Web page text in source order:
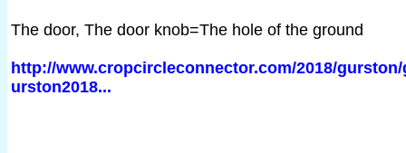
The door, The door knob=The hole of the ground
http://www.cropcircleconnector.com/2018/gurston/
urston2018...